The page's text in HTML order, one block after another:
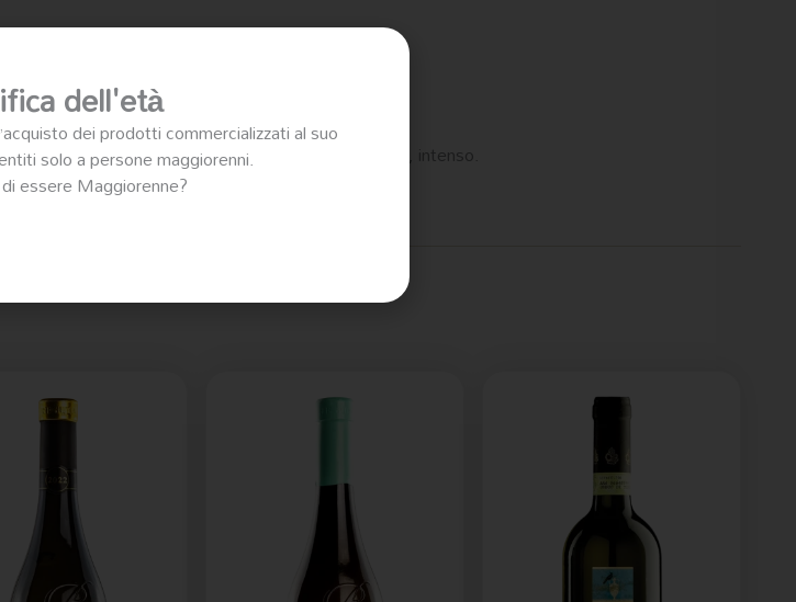
con ottima acidità, di corpo, morbido, fragrante, intenso.
dell'età
dei prodotti commercializzati al suo
solo a persone maggiorenni.
essere Maggiorenne?